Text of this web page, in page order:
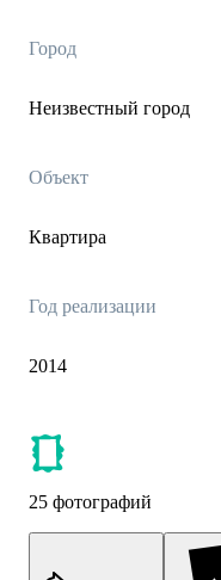
Город
Неизвестный город
Объект
Квартира
Год реализации
2014
25 фотографий